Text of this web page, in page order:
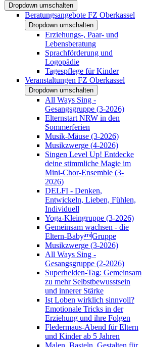
Dropdown umschalten
Beratungsangebote FZ Oberkassel
Dropdown umschalten
Erziehungs-, Paar- und
Lebensberatung
Sprachförderung und
Logopädie
Tagespflege für Kinder
Veranstaltungen FZ Oberkassel
Dropdown umschalten
All Ways Sing -
Gesangsgruppe (3-2026)
Elternstart NRW in den
Sommerferien
Musik-Mäuse (3-2026)
Musikzwerge (4-2026)
Singen Level Up! Entdecke
deine stimmliche Magie im
Mini-Chor-Ensemble (3-
2026)
DELFI - Denken,
Entwickeln, Lieben, Fühlen,
Individuell
Yoga-Kleingruppe (3-2026)
Gemeinsam wachsen - die
Eltern-BabyGruppe
Musikzwerge (3-2026)
All Ways Sing -
Gesangsgruppe (2-2026)
Superhelden-Tag: Gemeinsam
zu mehr Selbstbewusstsein
und innerer Stärke
Ist Loben wirklich sinnvoll?
Emotionale Tricks in der
Erziehung und ihre Folgen
Fledermaus-Abend für Eltern
und Kinder ab 5 Jahren
Malen, Basteln, Gestalten für